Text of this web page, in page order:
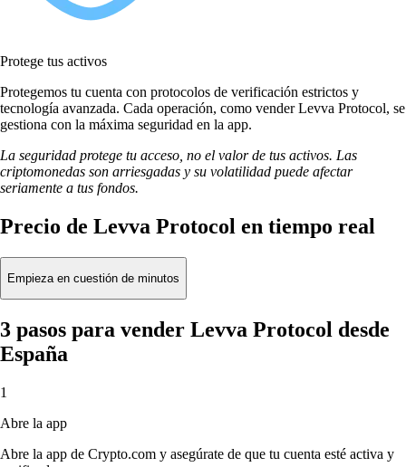
Protege tus activos
Protegemos tu cuenta con protocolos de verificación estrictos y
tecnología avanzada. Cada operación, como vender Levva Protocol, se
gestiona con la máxima seguridad en la app.
La seguridad protege tu acceso, no el valor de tus activos. Las
criptomonedas son arriesgadas y su volatilidad puede afectar
seriamente a tus fondos.
Precio de Levva Protocol en tiempo real
Empieza en cuestión de minutos
3 pasos para vender Levva Protocol desde
España
1
Abre la app
Abre la app de Crypto.com y asegúrate de que tu cuenta esté activa y